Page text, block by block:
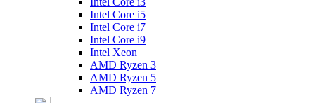
Intel Core i5
Intel Core i7
Intel Core i9
Intel Xeon
AMD Ryzen 3
AMD Ryzen 5
AMD Ryzen 7